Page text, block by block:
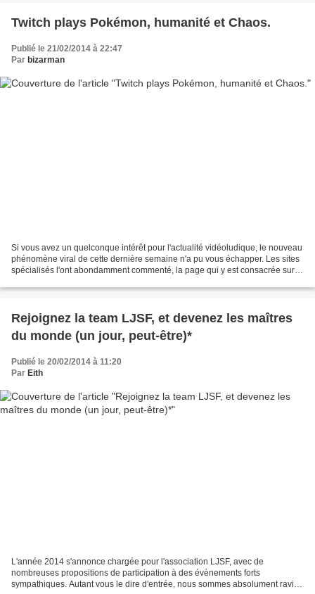
Twitch plays Pokémon, humanité et Chaos.
Publié le 21/02/2014 à 22:47
Par bizarman
Si vous avez un quelconque intérêt pour l'actualité vidéoludique, le nouveau
phénomène viral de cette dernière semaine n'a pu vous échapper. Les sites
spécialisés l'ont abondamment commenté, la page qui y est consacrée sur
Rejoignez la team LJSF, et devenez les maîtres
du monde (un jour, peut-être)*
Publié le 20/02/2014 à 11:20
Par Eith
L'année 2014 s'annonce chargée pour l'association LJSF, avec de
nombreuses propositions de participation à des évènements forts
sympathiques. Autant vous le dire d'entrée, nous sommes absolument ravis !